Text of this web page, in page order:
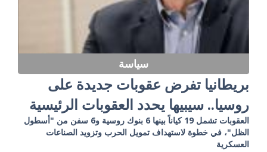
سياسة
بريطانيا تفرض عقوبات جديدة على
روسيا.. سيبيها يحدد العقوبات الرئيسية
العقوبات تشمل 19 كياناً بينها 6 بنوك روسية و6 سفن من "أسطول
الظل"، في خطوة لاستهداف تمويل الحرب وتزويد الصناعات
العسكرية